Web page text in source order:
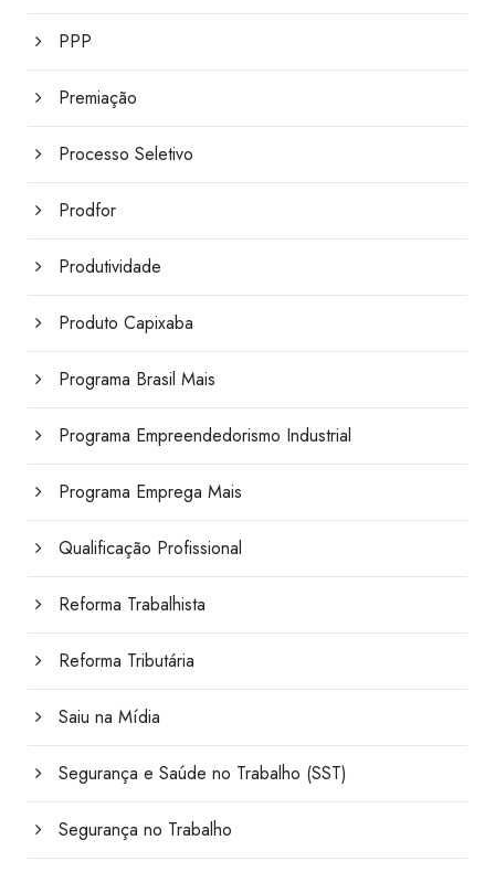
PPP
Premiação
Processo Seletivo
Prodfor
Produtividade
Produto Capixaba
Programa Brasil Mais
Programa Empreendedorismo Industrial
Programa Emprega Mais
Qualificação Profissional
Reforma Trabalhista
Reforma Tributária
Saiu na Mídia
Segurança e Saúde no Trabalho (SST)
Segurança no Trabalho